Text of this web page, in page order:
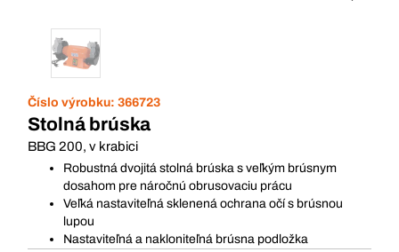
Číslo výrobku: 366723
Stolná brúska
BBG 200, v krabici
Robustná dvojitá stolná brúska s veľkým brúsnym
dosahom pre náročnú obrusovaciu prácu
Veľká nastaviteľná sklenená ochrana očí s brúsnou
lupou
Nastaviteľná a nakloniteľná brúsna podložka